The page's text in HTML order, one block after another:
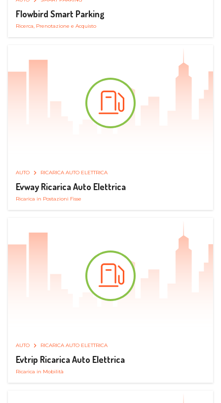
Flowbird Smart Parking
Ricerca, Prenotazione e Acquisto
AUTO RICARICA AUTO ELETTRICA
Evway Ricarica Auto Elettrica
Ricarica in Postazioni Fisse
AUTO RICARICA AUTO ELETTRICA
Evtrip Ricarica Auto Elettrica
Ricarica in Mobilità